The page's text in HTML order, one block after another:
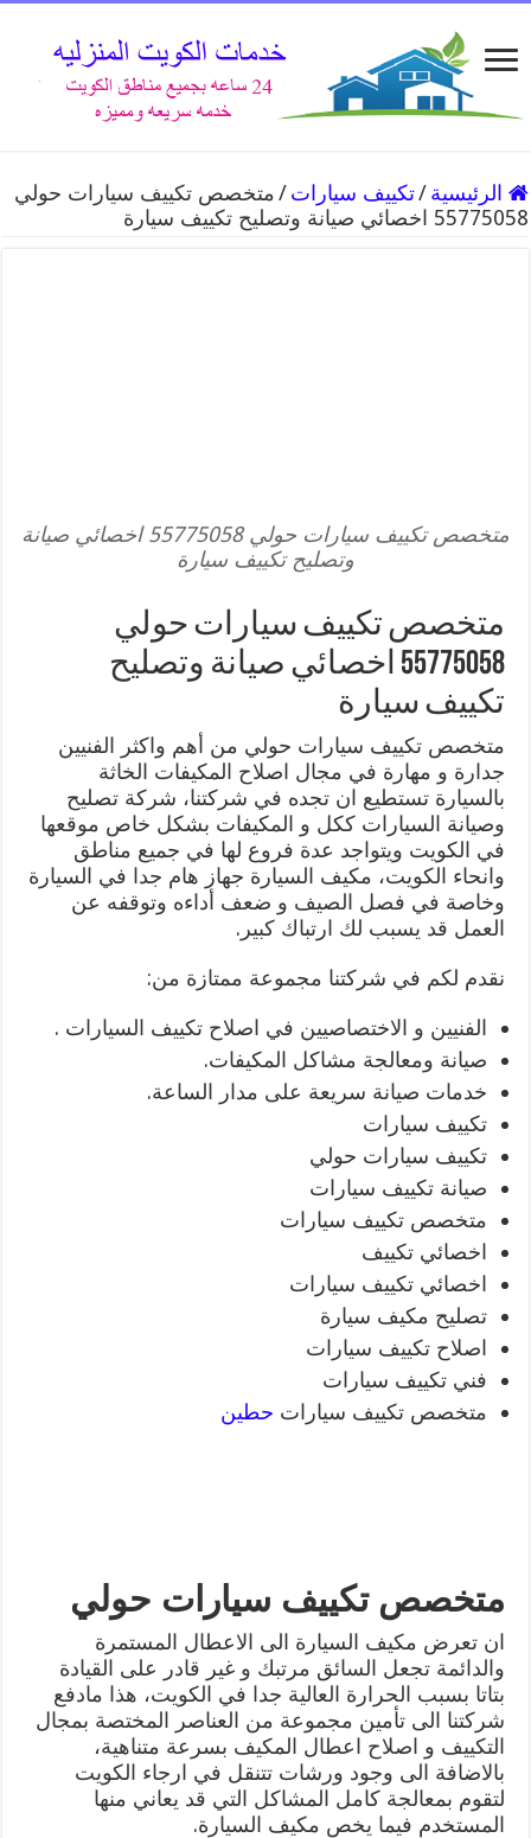
الرئيسية /تكييف سيارات /متخصص تكييف سيارات حولي
55775058 اخصائي صيانة وتصليح تكييف سيارة
متخصص تكييف سيارات حولي 55775058 اخصائي صيانة
وتصليح تكييف سيارة
متخصص تكييف سيارات حولي
55775058 اخصائي صيانة وتصليح
تكييف سيارة
متخصص تكييف سيارات حولي من أهم واكثر الفنيين
جدارة و مهارة في مجال اصلاح المكيفات الخاثة
بالسيارة تستطيع ان تجده في شركتنا، شركة تصليح
وصيانة السيارات ككل و المكيفات بشكل خاص موقعها
في الكويت ويتواجد عدة فروع لها في جميع مناطق
وانحاء الكويت، مكيف السيارة جهاز هام جدا في السيارة
وخاصة في فصل الصيف و ضعف أداءه وتوقفه عن
العمل قد يسبب لك ارتباك كبير.
نقدم لكم في شركتنا مجموعة ممتازة من:
الفنيين و الاختصاصيين في اصلاح تكييف السيارات .
صيانة ومعالجة مشاكل المكيفات.
خدمات صيانة سريعة على مدار الساعة.
تكييف سيارات
تكييف سيارات حولي
صيانة تكييف سيارات
متخصص تكييف سيارات
اخصائي تكييف
اخصائي تكييف سيارات
تصليح مكيف سيارة
اصلاح تكييف سيارات
فني تكييف سيارات
متخصص تكييف سيارات حطين
متخصص تكييف سيارات حولي
ان تعرض مكيف السيارة الى الاعطال المستمرة
والدائمة تجعل السائق مرتبك و غير قادر على القيادة
بتاتا بسبب الحرارة العالية جدا في الكويت، هذا مادفع
شركتنا الى تأمين مجموعة من العناصر المختصة بمجال
التكييف و اصلاح اعطال المكيف بسرعة متناهية،
بالاضافة الى وجود ورشات تتنقل في ارجاء الكويت
لتقوم بمعالجة كامل المشاكل التي قد يعاني منها
المستخدم فيما يخص مكيف السيارة.